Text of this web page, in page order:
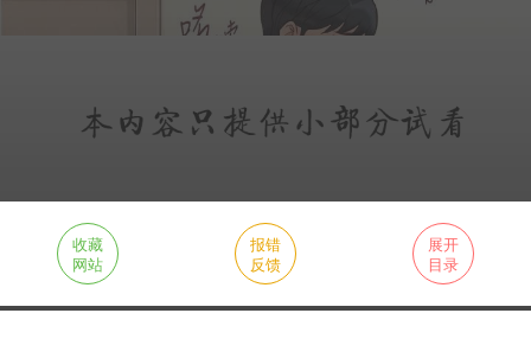
收藏
网站
报错
反馈
展开
目录